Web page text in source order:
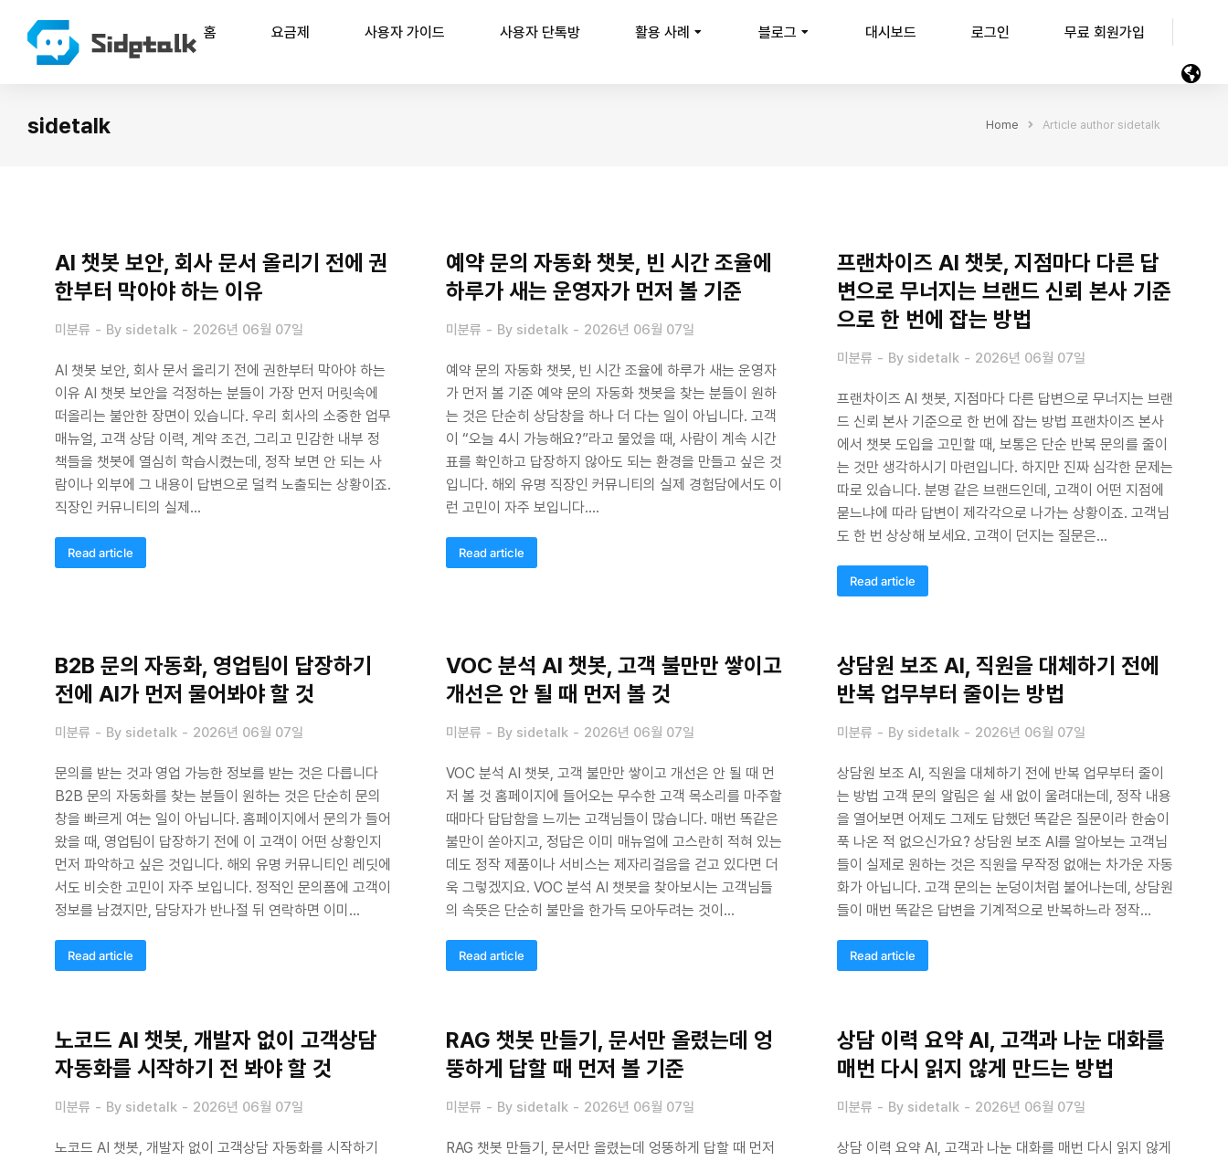
홈 요금제 사용자 가이드 사용자 단톡방 활용 사례 블로그 대시보드 로그인 무료 회원가입
sidetalk Home Article author sidetalk
AI 챗봇 보안, 회사 문서 올리기 전에 권
한부터 막아야 하는 이유
미분류 By sidetalk 2026년 06월 07일
AI 챗봇 보안, 회사 문서 올리기 전에 권한부터 막아야 하는
이유 AI 챗봇 보안을 걱정하는 분들이 가장 먼저 머릿속에
떠올리는 불안한 장면이 있습니다. 우리 회사의 소중한 업무
매뉴얼, 고객 상담 이력, 계약 조건, 그리고 민감한 내부 정
책들을 챗봇에 열심히 학습시켰는데, 정작 보면 안 되는 사
람이나 외부에 그 내용이 답변으로 덜컥 노출되는 상황이죠.
직장인 커뮤니티의 실제…
Read article
예약 문의 자동화 챗봇, 빈 시간 조율에
하루가 새는 운영자가 먼저 볼 기준
미분류 By sidetalk 2026년 06월 07일
예약 문의 자동화 챗봇, 빈 시간 조율에 하루가 새는 운영자
가 먼저 볼 기준 예약 문의 자동화 챗봇을 찾는 분들이 원하
는 것은 단순히 상담창을 하나 더 다는 일이 아닙니다. 고객
이 “오늘 4시 가능해요?”라고 물었을 때, 사람이 계속 시간
표를 확인하고 답장하지 않아도 되는 환경을 만들고 싶은 것
입니다. 해외 유명 직장인 커뮤니티의 실제 경험담에서도 이
런 고민이 자주 보입니다.…
Read article
프랜차이즈 AI 챗봇, 지점마다 다른 답
변으로 무너지는 브랜드 신뢰 본사 기준
으로 한 번에 잡는 방법
미분류 By sidetalk 2026년 06월 07일
프랜차이즈 AI 챗봇, 지점마다 다른 답변으로 무너지는 브랜
드 신뢰 본사 기준으로 한 번에 잡는 방법 프랜차이즈 본사
에서 챗봇 도입을 고민할 때, 보통은 단순 반복 문의를 줄이
는 것만 생각하시기 마련입니다. 하지만 진짜 심각한 문제는
따로 있습니다. 분명 같은 브랜드인데, 고객이 어떤 지점에
묻느냐에 따라 답변이 제각각으로 나가는 상황이죠. 고객님
도 한 번 상상해 보세요. 고객이 던지는 질문은…
Read article
B2B 문의 자동화, 영업팀이 답장하기
전에 AI가 먼저 물어봐야 할 것
미분류 By sidetalk 2026년 06월 07일
문의를 받는 것과 영업 가능한 정보를 받는 것은 다릅니다
B2B 문의 자동화를 찾는 분들이 원하는 것은 단순히 문의
창을 빠르게 여는 일이 아닙니다. 홈페이지에서 문의가 들어
왔을 때, 영업팀이 답장하기 전에 이 고객이 어떤 상황인지
먼저 파악하고 싶은 것입니다. 해외 유명 커뮤니티인 레딧에
서도 비슷한 고민이 자주 보입니다. 정적인 문의폼에 고객이
정보를 남겼지만, 담당자가 반나절 뒤 연락하면 이미…
Read article
VOC 분석 AI 챗봇, 고객 불만만 쌓이고
개선은 안 될 때 먼저 볼 것
미분류 By sidetalk 2026년 06월 07일
VOC 분석 AI 챗봇, 고객 불만만 쌓이고 개선은 안 될 때 먼
저 볼 것 홈페이지에 들어오는 무수한 고객 목소리를 마주할
때마다 답답함을 느끼는 고객님들이 많습니다. 매번 똑같은
불만이 쏟아지고, 정답은 이미 매뉴얼에 고스란히 적혀 있는
데도 정작 제품이나 서비스는 제자리걸음을 걷고 있다면 더
욱 그렇겠지요. VOC 분석 AI 챗봇을 찾아보시는 고객님들
의 속뜻은 단순히 불만을 한가득 모아두려는 것이…
Read article
상담원 보조 AI, 직원을 대체하기 전에
반복 업무부터 줄이는 방법
미분류 By sidetalk 2026년 06월 07일
상담원 보조 AI, 직원을 대체하기 전에 반복 업무부터 줄이
는 방법 고객 문의 알림은 쉴 새 없이 울려대는데, 정작 내용
을 열어보면 어제도 그제도 답했던 똑같은 질문이라 한숨이
푹 나온 적 없으신가요? 상담원 보조 AI를 알아보는 고객님
들이 실제로 원하는 것은 직원을 무작정 없애는 차가운 자동
화가 아닙니다. 고객 문의는 눈덩이처럼 불어나는데, 상담원
들이 매번 똑같은 답변을 기계적으로 반복하느라 정작…
Read article
노코드 AI 챗봇, 개발자 없이 고객상담
자동화를 시작하기 전 봐야 할 것
미분류 By sidetalk 2026년 06월 07일
노코드 AI 챗봇, 개발자 없이 고객상담 자동화를 시작하기
RAG 챗봇 만들기, 문서만 올렸는데 엉
뚱하게 답할 때 먼저 볼 기준
미분류 By sidetalk 2026년 06월 07일
RAG 챗봇 만들기, 문서만 올렸는데 엉뚱하게 답할 때 먼저
상담 이력 요약 AI, 고객과 나눈 대화를
매번 다시 읽지 않게 만드는 방법
미분류 By sidetalk 2026년 06월 07일
상담 이력 요약 AI, 고객과 나눈 대화를 매번 다시 읽지 않게